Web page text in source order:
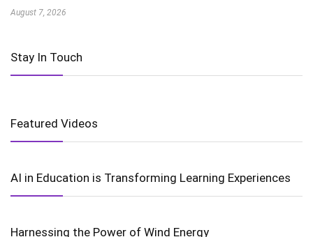
August 7, 2026
Stay In Touch
Featured Videos
AI in Education is Transforming Learning Experiences
Harnessing the Power of Wind Energy